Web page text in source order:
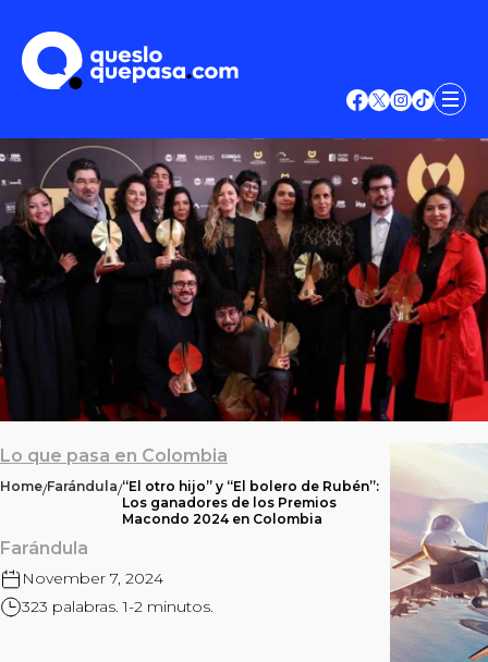
Lo que pasa en Colombia
Home/Farándula/“El otro hijo” y “El bolero de Rubén”:
Los ganadores de los Premios
Macondo 2024 en Colombia
Farándula
November 7, 2024
323 palabras. 1-2 minutos.